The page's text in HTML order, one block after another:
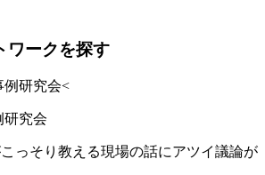
ワークを探す
研究会
っそり教える現場の話にアツイ議論が